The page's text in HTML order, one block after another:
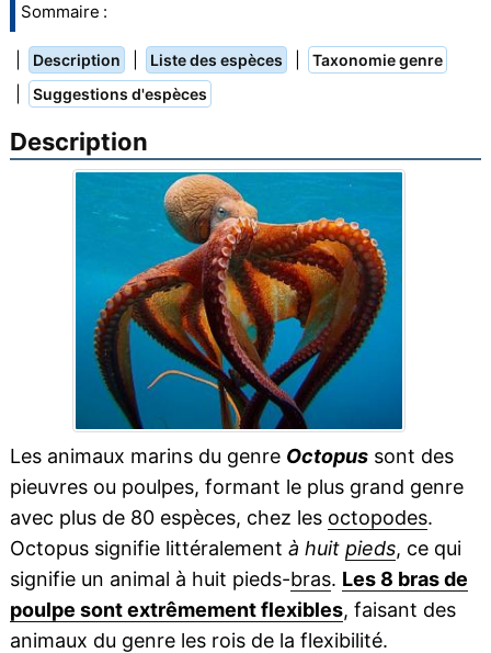
Sommaire :
Description Liste des espèces Taxonomie genre
Suggestions d'espèces
Description
Les animaux marins du genre Octopussont des
pieuvres ou poulpes, formant le plus grand genre
avec plus de 80 espèces, chez les octopodes.
Octopus signifie littéralement à huit pieds, ce qui
signifie un animal à huit pieds-bras. Les 8 bras de
poulpe sont extrêmement flexibles, faisant des
animaux du genre les rois de la flexibilité.